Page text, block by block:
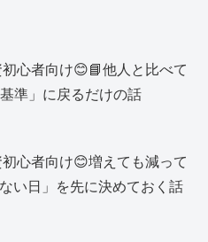
心者向け😊📘他人と比べて
準」に戻るだけの話
心者向け😊増えても減って
い日」を先に決めておく話